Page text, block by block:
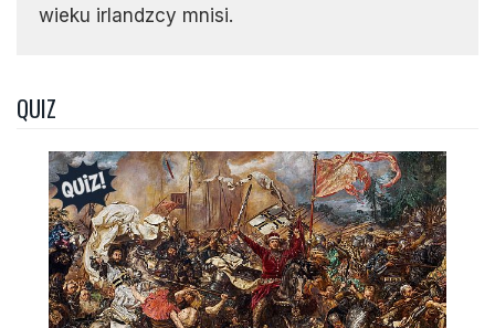
wieku irlandzcy mnisi.
QUIZ